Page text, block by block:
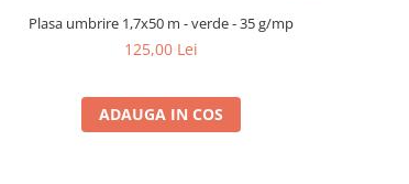
Plasa umbrire 1,7x50 m - verde - 35 g/mp
125,00 Lei
ADAUGA IN COS